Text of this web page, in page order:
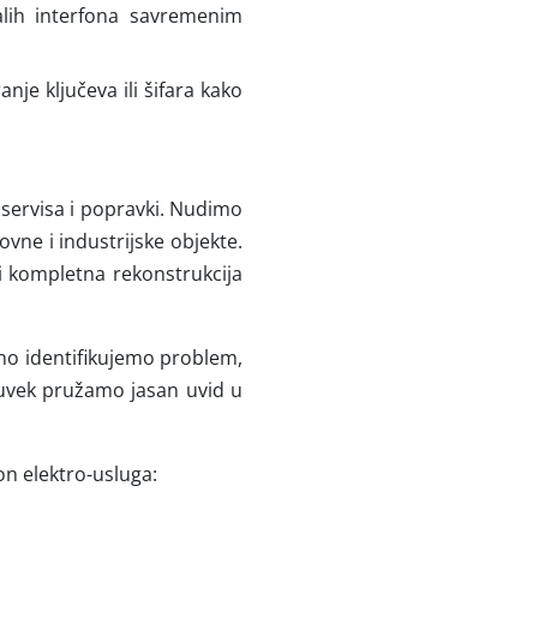
interfona savremenim
ključeva ili šifara kako
i popravki. Nudimo
i industrijske objekte.
rekonstrukcija
identifikujemo problem,
pružamo jasan uvid u
elektro-usluga: